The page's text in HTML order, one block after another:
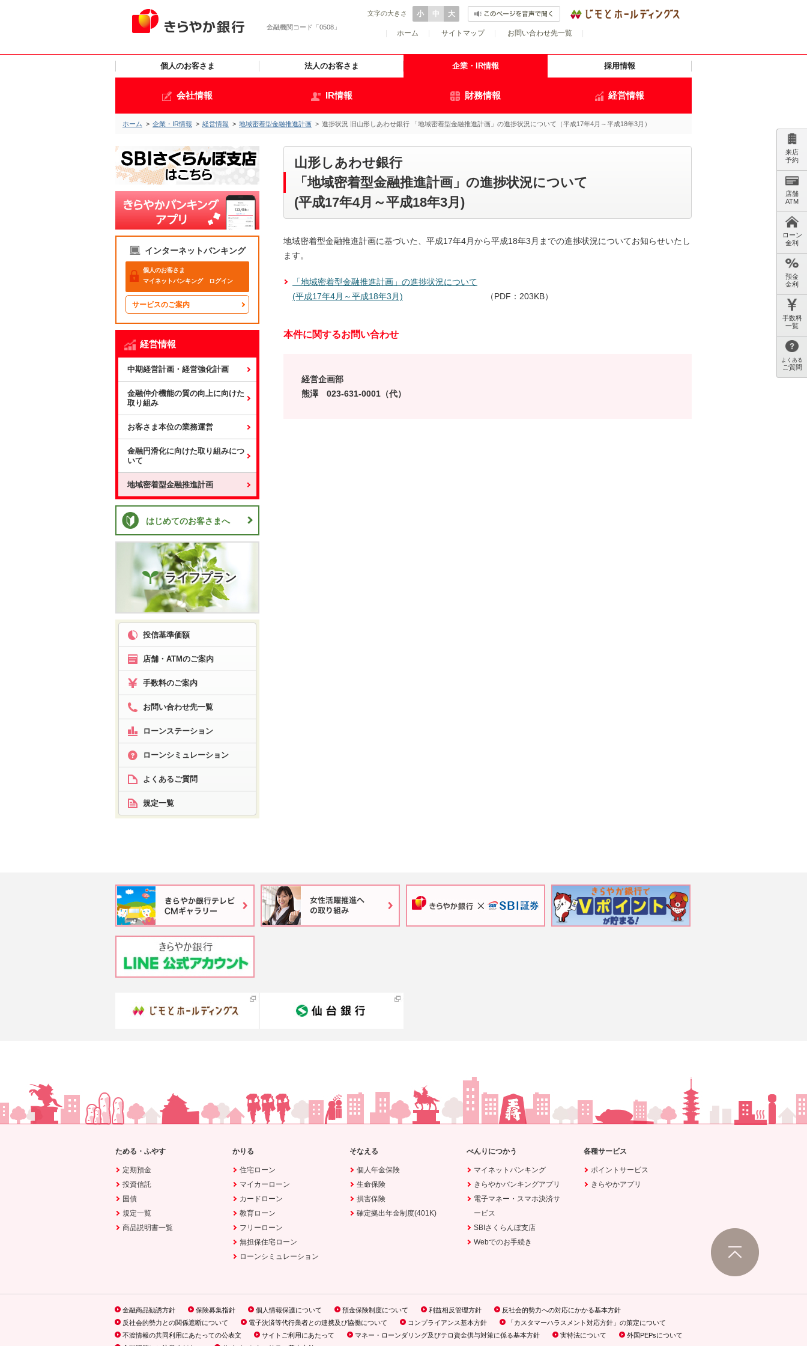
金融機関コード「0508」
文字の大きさ 小 中 大
ホーム サイトマップ お問い合わせ先一覧
個人のお客さま 法人のお客さま 企業・IR情報
会社情報 IR情報 財務情報 経営情報
採用情報
ホーム > 企業・IR情報 > 経営情報 > 地域密着型金融推進計画 > 進捗状況 旧山形しあわせ銀行 「地域密着型金融推進計画」の進捗状況について（平成17年4月～平成18年3月）
山形しあわせ銀行
「地域密着型金融推進計画」の進捗状況について
(平成17年4月～平成18年3月)
地域密着型金融推進計画に基づいた、平成17年4月から平成18年3月までの進捗状況についてお知らせいたし
ます。
「地域密着型金融推進計画」の進捗状況について
(平成17年4月～平成18年3月)
（PDF：203KB）
本件に関するお問い合わせ
経営企画部
熊澤 023-631-0001（代）
インターネットバンキング
個人のお客さま
マイネットバンキング ログイン
サービスのご案内
経営情報
中期経営計画・経営強化計画
金融仲介機能の質の向上に向けた
取り組み
お客さま本位の業務運営
金融円滑化に向けた取り組みにつ
いて
地域密着型金融推進計画
はじめてのお客さまへ
ライフプラン
投信基準価額
店舗・ATMのご案内
手数料のご案内
お問い合わせ先一覧
ローンステーション
ローンシミュレーション
よくあるご質問
規定一覧
来店
予約
店舗
ATM
ローン
金利
預金
金利
手数料
一覧
よくある
ご質問
ためる・ふやす
定期預金
投資信託
国債
規定一覧
商品説明書一覧
かりる
住宅ローン
マイカーローン
カードローン
教育ローン
フリーローン
無担保住宅ローン
ローンシミュレーション
そなえる
個人年金保険
生命保険
損害保険
確定拠出年金制度(401K)
べんりにつかう
マイネットバンキング
きらやかバンキングアプリ
電子マネー・スマホ決済サ
ービス
SBIさくらんぼ支店
Webでのお手続き
各種サービス
ポイントサービス
きらやかアプリ
金融商品勧誘方針 保険募集指針 個人情報保護について 預金保険制度について 利益相反管理方針
反社会的勢力への対応にかかる基本方針
反社会的勢力との関係遮断について
電子決済等代行業者との連携及び協働について コンプライアンス基本方針
「カスタマーハラスメント対応方針」の策定について
不渡情報の共同利用にあたっての公表文
サイトご利用にあたって マネー・ローンダリング及びテロ資金供与対策に係る基本方針 実特法について
外国PEPsについて